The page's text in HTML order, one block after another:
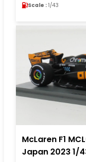
Scale : 1/43
McLaren F1
Japan 2023 1/